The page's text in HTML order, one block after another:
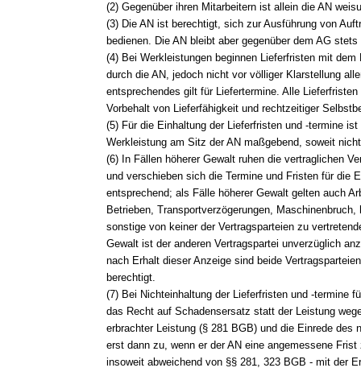
(2) Gegenüber ihren Mitarbeitern ist allein die AN
(3) Die AN ist berechtigt, sich zur Ausführung von
bedienen. Die AN bleibt aber gegenüber dem AG
(4) Bei Werkleistungen beginnen Lieferfristen mit
durch die AN, jedoch nicht vor völliger Klarstellung
entsprechendes gilt für Liefertermine. Alle
Vorbehalt von Lieferfähigkeit und rechtzeitiger
(5) Für die Einhaltung der Lieferfristen und -termine
Werkleistung am Sitz der AN maßgebend, soweit
(6) In Fällen höherer Gewalt ruhen die vertraglichen
und verschieben sich die Termine und Fristen für die
entsprechend; als Fälle höherer Gewalt gelten auch
Betrieben, Transportverzögerungen,
sonstige von keiner der Vertragsparteien zu
Gewalt ist der anderen Vertragspartei unverzüglich
nach Erhalt dieser Anzeige sind beide
berechtigt.
(7) Bei Nichteinhaltung der Lieferfristen und -termine
das Recht auf Schadensersatz statt der Leistung
erbrachter Leistung (§ 281 BGB) und die Einrede des
erst dann zu, wenn er der AN eine angemessene
insoweit abweichend von §§ 281, 323 BGB - mit der